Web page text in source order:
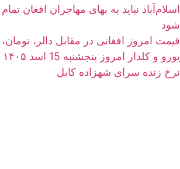
اسلام‌آباد نباید به بهای مهاجران افغان تمام
شود
قیمت امروز افغانی در مقابل دالر، تومان،
نرخ زنده سرای شهزاده کابل